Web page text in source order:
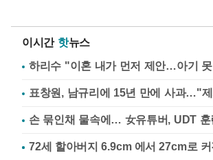
이시간 핫뉴스
하리수 "이혼 내가 먼저 제안…아기
표창원, 남규리에 15년 만에 사과…"
손 묶인채 물속에… 女유튜버, UDT 훈